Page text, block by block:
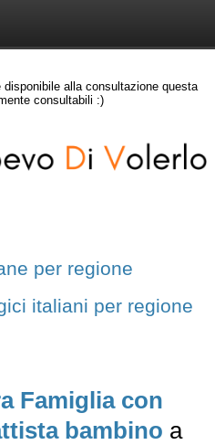
alla consultazione questa
consultabili :)
per regione
italiani per regione
Famiglia con
bambino a